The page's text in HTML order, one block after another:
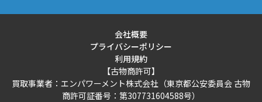
会社概要
プライバシーポリシー
利用規約
【古物商許可】
買取事業者：エンパワーメント株式会社（東京都公安委員会 古物
商許可証番号：第307731604588号）